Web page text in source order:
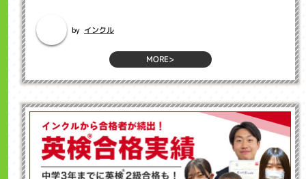
by インクル
MORE>